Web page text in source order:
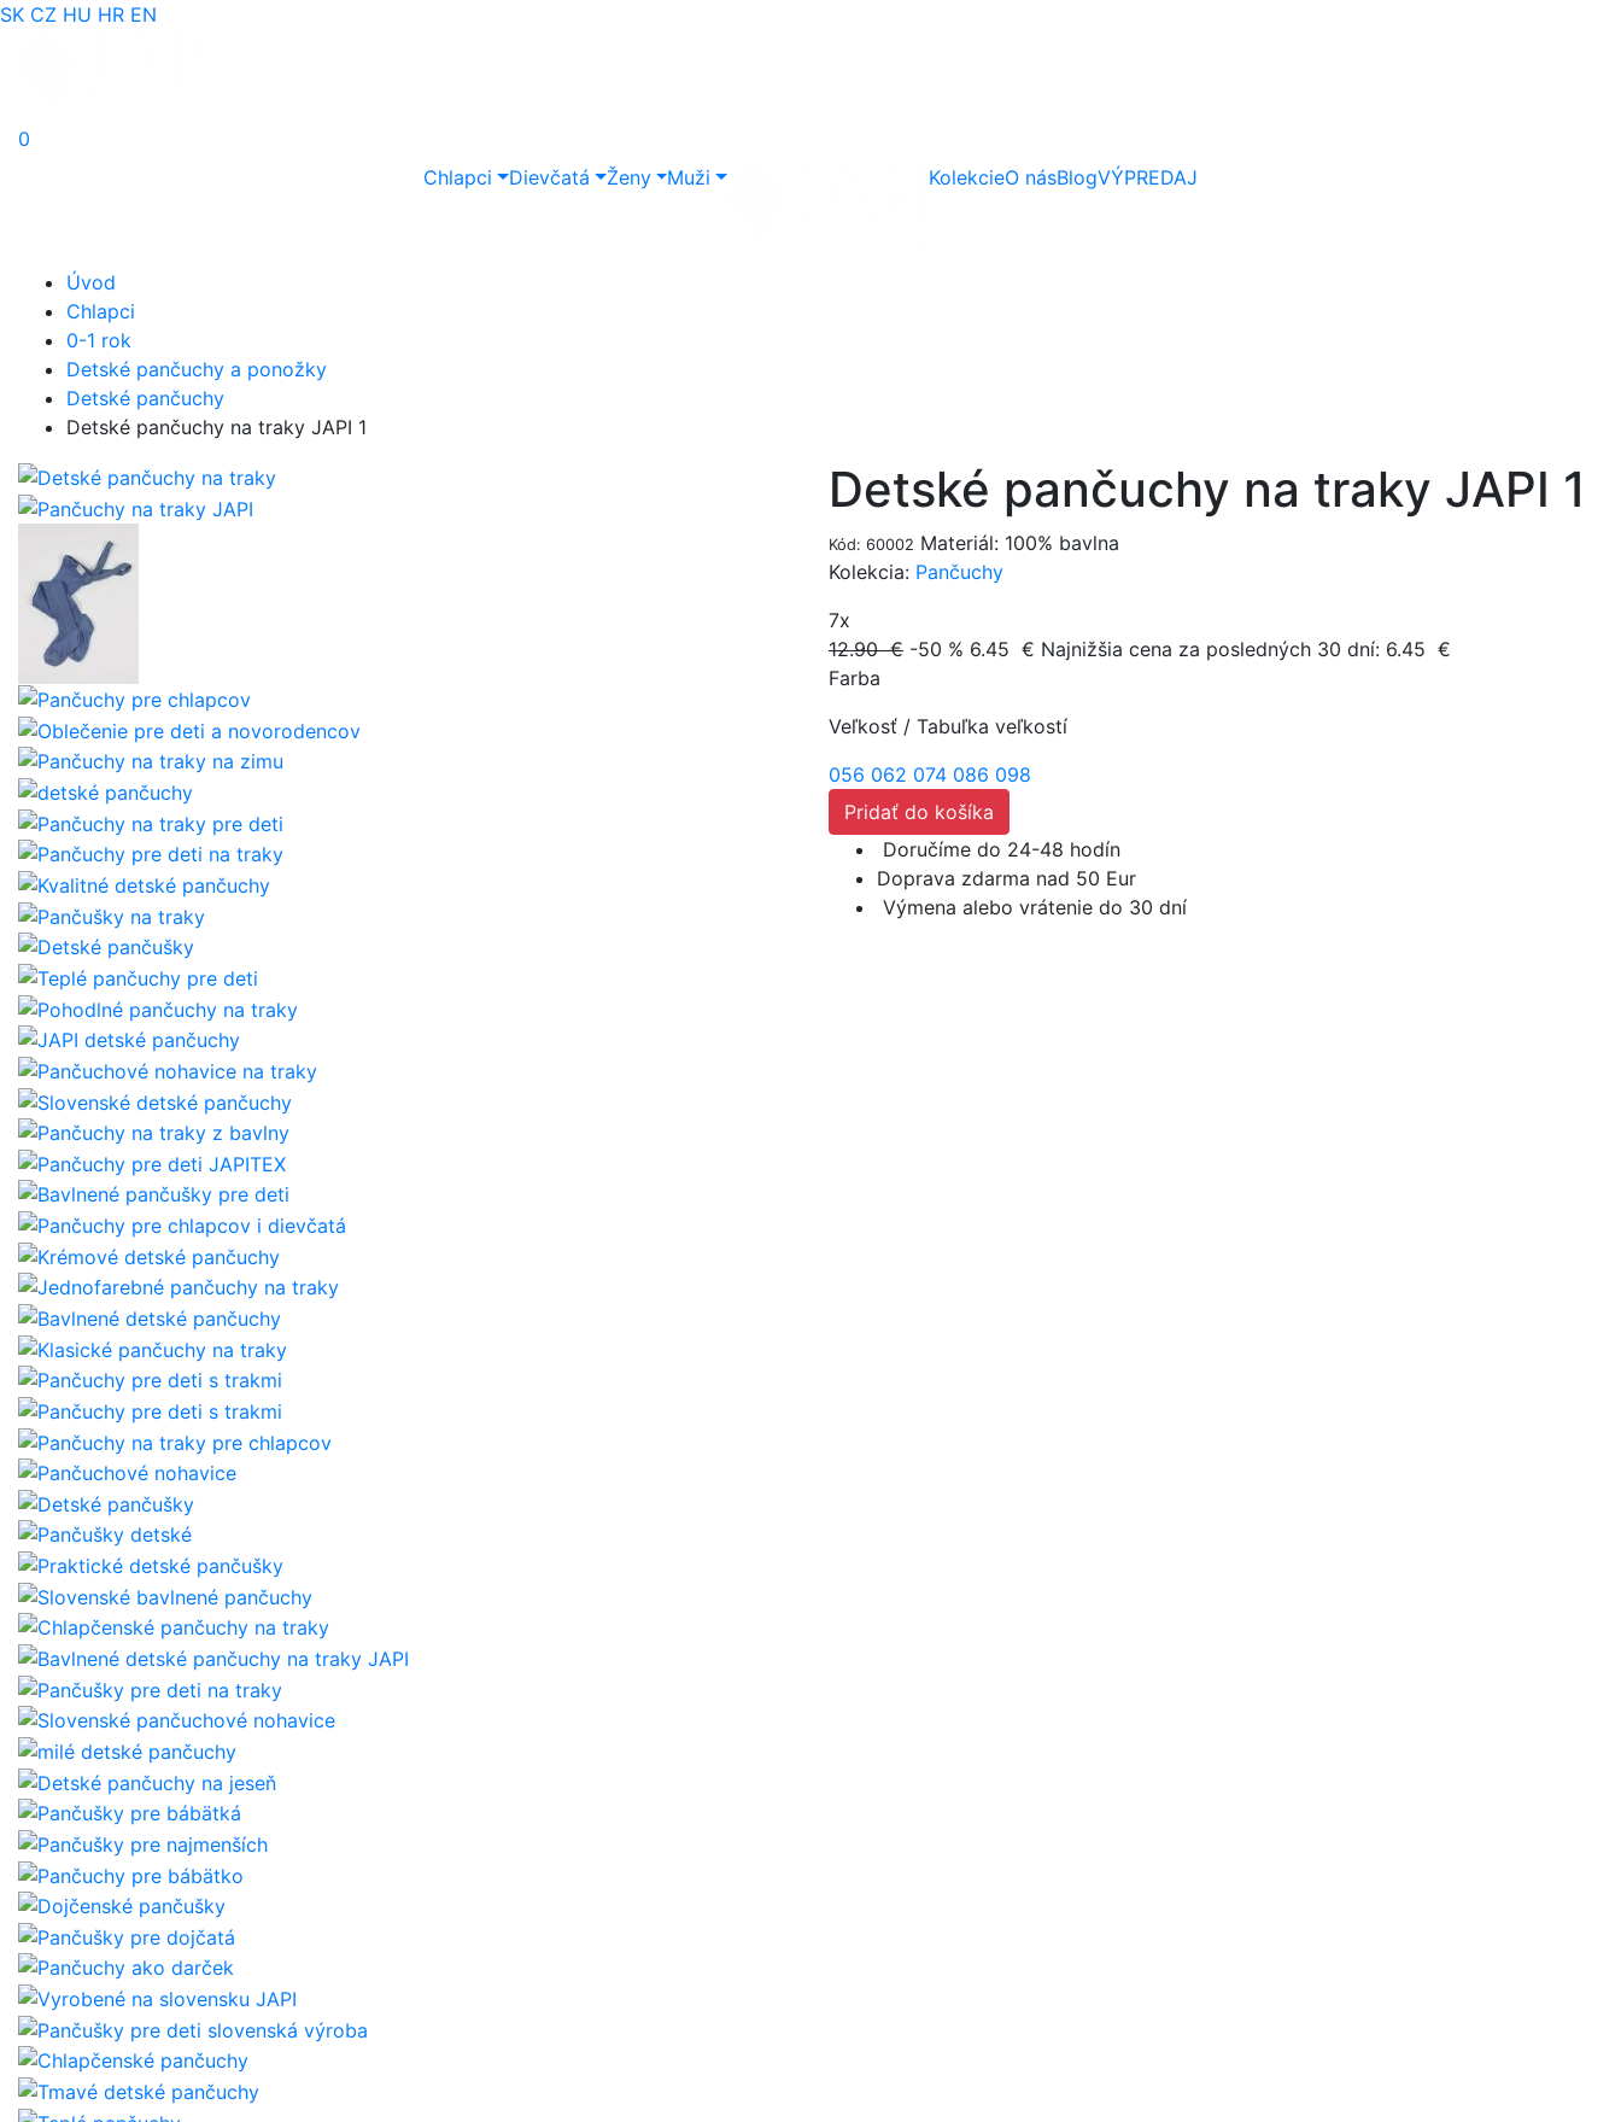
SK CZ HU HR EN
0
Chlapci
Dievčatá Ženy Muži KolekcieO násBlogVÝPREDAJ
Úvod
Chlapci
0-1 rok
Detské pančuchy a ponožky
Detské pančuchy
Detské pančuchy na traky JAPI 1
Detské pančuchy na traky JAPI 1
Kód: 60002 Materiál: 100% bavlna
Kolekcia: Pančuchy
7x
12.90 € -50 % 6.45 € Najnižšia cena za posledných 30 dní: 6.45 €
Farba
Veľkosť / Tabuľka veľkostí
056 062 074 086 098
Pridať do košíka
Doručíme do 24-48 hodín
Doprava zdarma nad 50 Eur
Výmena alebo vrátenie do 30 dní